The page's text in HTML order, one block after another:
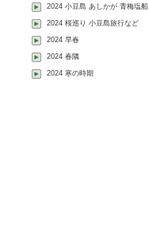
2024 小豆島 あしかが 青梅塩船
2024 桜巡り 小豆島旅行など
2024 早春
2024 春隣
2024 寒の時期